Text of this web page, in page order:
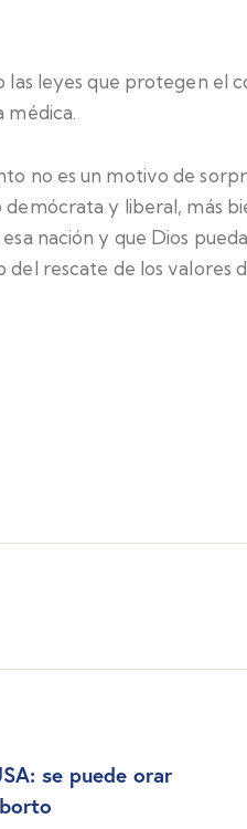
las leyes que protegen el
médica.
no es un motivo de
y liberal, más
nación y que Dios
del rescate de los valores
se puede orar